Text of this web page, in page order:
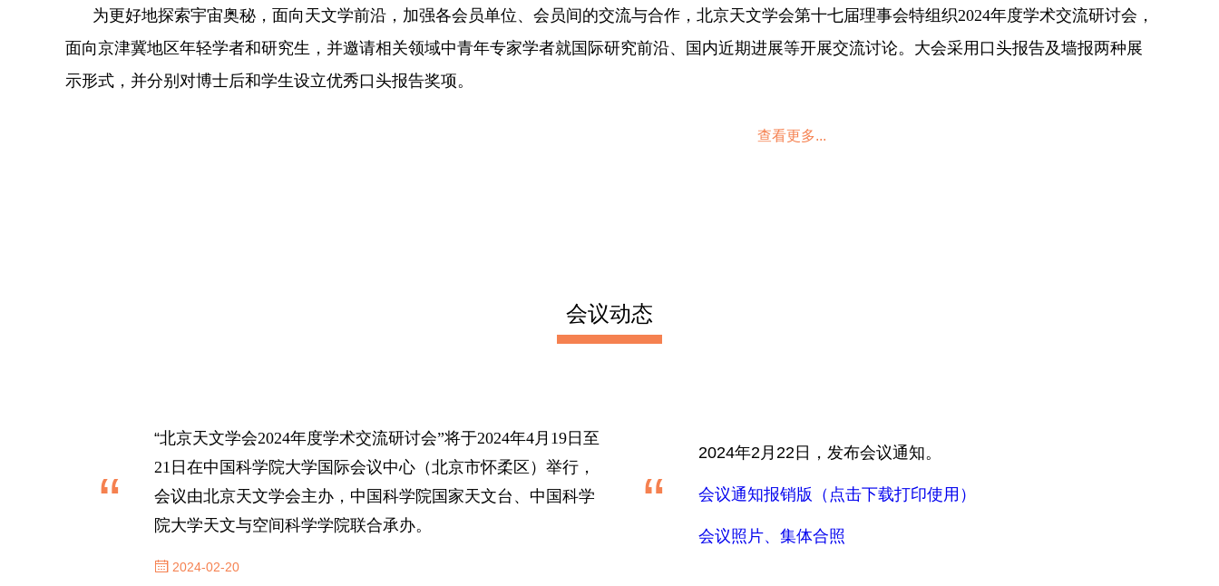
为更好地探索宇宙奥秘，面向 天文学前沿 ，加强各会员单位、会员间的交流与合作 ，北京天文学会第十七届理事会特组织2024年度学术交流研讨会，
面向京津冀地区年轻学者和研究生，并邀请相关领域中青年专家学者就国际研究前沿、国内近期进展等开展交流讨论。大会采用口头报告及墙报两种展
示形式， 并分别对博士后和学生设立优秀口头报告奖项。
查看更多...
会议动态
“
“北京天文学会2024年度学术交流研讨会”将于2024年4 月 19日至
21 日在中国科学院大学国际会议中心（北京市怀柔区）举行，
会议由北京天文学会主办，中国科学院国家天文台、中国科学
院大学天文与空间科学学院联合承办。
2024-02-20
“
2024年2月22日，发布会议通知。
会议通知报销版（点击下载打印使用）
会议照片、集体合照